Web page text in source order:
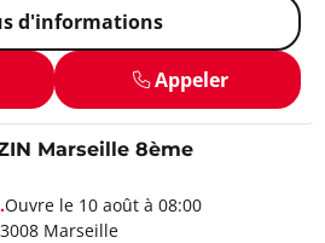
d'informations
Appeler
Marseille 8ème
Ouvre le 10 août à 08:00
Marseille